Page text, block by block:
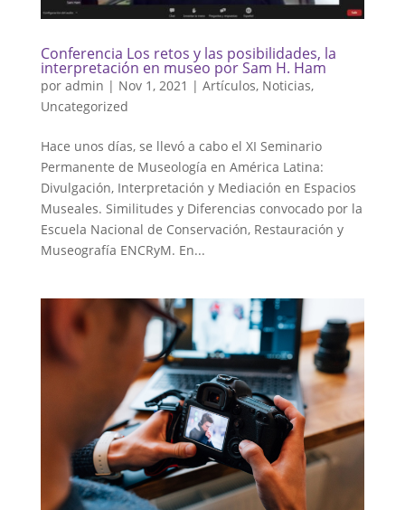
Conferencia Los retos y las posibilidades, la
interpretación en museo por Sam H. Ham
por admin | Nov 1, 2021 | Artículos, Noticias,
Uncategorized
Hace unos días, se llevó a cabo el XI Seminario
Permanente de Museología en América Latina:
Divulgación, Interpretación y Mediación en Espacios
Museales. Similitudes y Diferencias convocado por la
Escuela Nacional de Conservación, Restauración y
Museografía ENCRyM. En...